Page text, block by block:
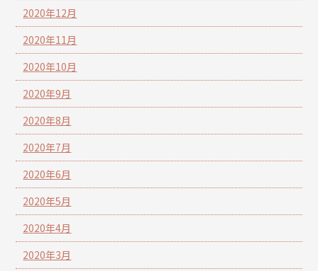
2020年12月
2020年11月
2020年10月
2020年9月
2020年8月
2020年7月
2020年6月
2020年5月
2020年4月
2020年3月